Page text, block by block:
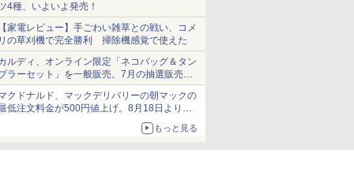
4種、いよいよ発売！
家電レビュー】手ごわい雑草との戦い、コメ
の草刈機で完全勝利 掃除機感覚で使えた
ルディ、オンライン限定「ネコバッグ＆タン
ラーセット」を一般販売。7月の抽選販売の
選無効分
クドナルド、マックデリバリーの朝マックの
低注文料金が500円値上げ。8月18日より
もっと見る